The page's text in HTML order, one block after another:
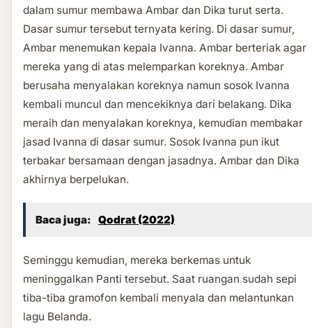
dalam sumur membawa Ambar dan Dika turut serta.
Dasar sumur tersebut ternyata kering. Di dasar sumur,
Ambar menemukan kepala Ivanna. Ambar berteriak agar
mereka yang di atas melemparkan koreknya. Ambar
berusaha menyalakan koreknya namun sosok Ivanna
kembali muncul dan mencekiknya dari belakang. Dika
meraih dan menyalakan koreknya, kemudian membakar
jasad Ivanna di dasar sumur. Sosok Ivanna pun ikut
terbakar bersamaan dengan jasadnya. Ambar dan Dika
akhirnya berpelukan.
Baca juga: Qodrat (2022)
Seminggu kemudian, mereka berkemas untuk
meninggalkan Panti tersebut. Saat ruangan sudah sepi
tiba-tiba gramofon kembali menyala dan melantunkan
lagu Belanda.